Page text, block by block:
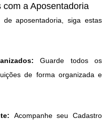
a Aposentadoria
aposentadoria, siga estas
Guarde todos os
de forma organizada e
Acompanhe seu Cadastro